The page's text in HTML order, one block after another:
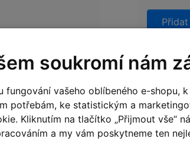
Podobné
soukromí nám
fungování vašeho oblíbeného e-shopu,
potřebám, ke statistickým a
Kliknutím na tlačítko „Přijmout vše“
a my vám poskytneme ten